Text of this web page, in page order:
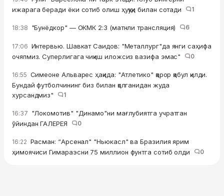
ижарага беради ёки сотиб олиш ҳуқуқи билан сотади
1
18:38 "Бунёдкор" — ОКМК 2:3 (матнли трансляция) 6
17:06 Интервью. Шавкат Саидов: "Металлург"да янги саҳифа
очяпмиз. Суперлигага чиқиш иложсиз вазифа эмас"
0
16:55 Симеоне Альварес ҳақида: "Атлетико" қарор қабул қилди.
Бундай футболчининг биз билан қолганидан жуда
хурсандмиз"
1
16:37 "Локомотив" "Динамо"ни мағлубиятга учратган
ўйиндан ГАЛЕРЕЯ
0
16:22 Расман: “Арсенал" "Ньюкасл" ва Бразилия ярим
ҳимоячиси Гимараэсни 75 миллион фунтга сотиб олди
0